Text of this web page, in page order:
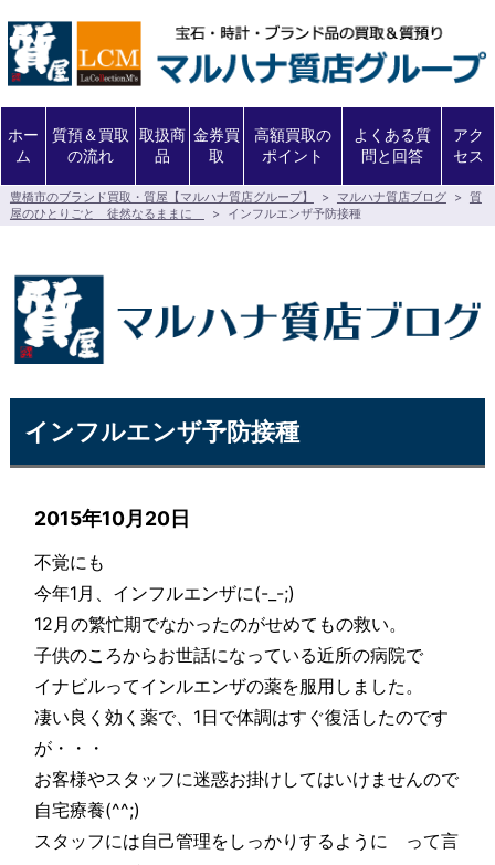
ホー
ム
質預＆買取
の流れ
取扱商
品
金券買
取
高額買取の
ポイント
よくある質
問と回答
アク
セス
豊橋市のブランド買取・質屋【マルハナ質店グループ】 > マルハナ質店ブログ > 質
屋のひとりごと 徒然なるままに
> インフルエンザ予防接種
インフルエンザ予防接種
2015年10月20日
不覚にも
今年1月、インフルエンザに(-_-;)
12月の繁忙期でなかったのがせめてもの救い。
子供のころからお世話になっている近所の病院で
イナビルってインルエンザの薬を服用しました。
凄い良く効く薬で、1日で体調はすぐ復活したのです
が・・・
お客様やスタッフに迷惑お掛けしてはいけませんので
自宅療養(^^;)
スタッフには自己管理をしっかりするように って言